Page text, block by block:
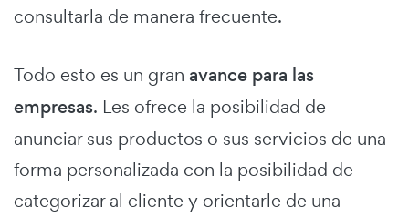
consultarla de manera frecuente.
Todo esto es un gran avance para las
empresas. Les ofrece la posibilidad de
anunciar sus productos o sus servicios de una
forma personalizada con la posibilidad de
categorizar al cliente y orientarle de una